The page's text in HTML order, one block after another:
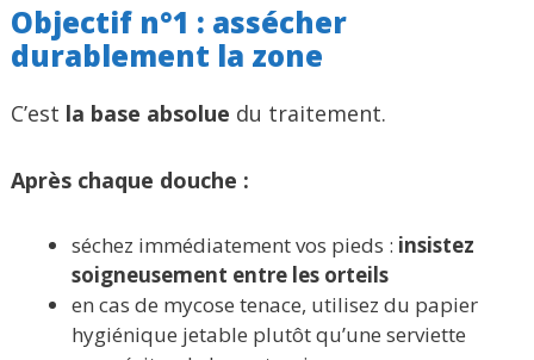
Objectif n°1 : assécher
durablement la zone
C’est la base absolue du traitement.
Après chaque douche :
séchez immédiatement vos pieds : insistez
soigneusement entre les orteils
en cas de mycose tenace, utilisez du papier
hygiénique jetable plutôt qu’une serviette